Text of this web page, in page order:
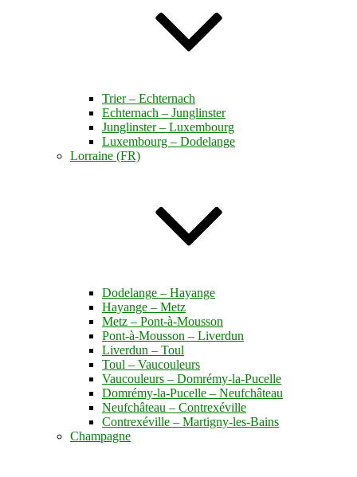
Trier – Echternach
Echternach – Junglinster
Junglinster – Luxembourg
Luxembourg – Dodelange
Lorraine (FR)
Dodelange – Hayange
Hayange – Metz
Metz – Pont-à-Mousson
Pont-à-Mousson – Liverdun
Liverdun – Toul
Toul – Vaucouleurs
Vaucouleurs – Domrémy-la-Pucelle
Domrémy-la-Pucelle – Neufchâteau
Neufchâteau – Contrexéville
Contrexéville – Martigny-les-Bains
Champagne